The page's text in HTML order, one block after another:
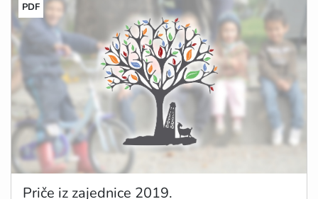
PDF
Priče iz zajednice 2019.